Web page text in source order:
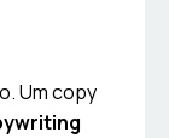
Um copy